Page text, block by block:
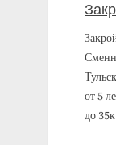
от 5
до 35к